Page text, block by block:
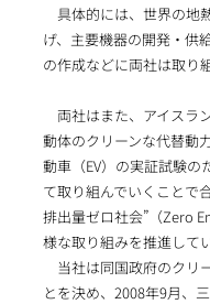
具体的には、世界の地
げ、主要機器の開発・供
の作成などに両社は取り
両社はまた、アイスラ
動体のクリーンな代替動
動車（EV）の実証試験の
て取り組んでいくことで
排出量ゼロ社会”（Zero
様な取り組みを推進して
当社は同国政府のクリ
とを決め、2008年9月、